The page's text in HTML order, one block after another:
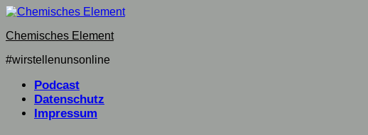
Skip
content
Chemisches Element
#wirstellenunsonline
Podcast
Datenschutz
Impressum